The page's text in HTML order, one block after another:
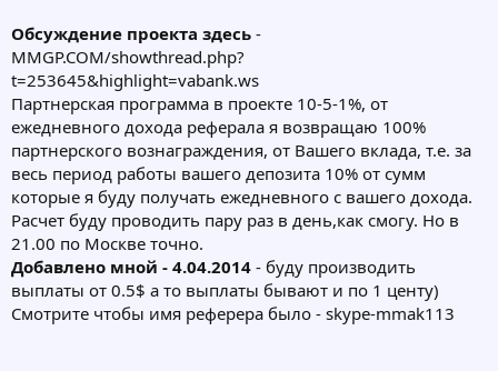
Обсуждение проекта здесь -
MMGP.COM/showthread.php?
t=253645&highlight=vabank.ws
Партнерская программа в проекте 10-5-1%, от
ежедневного дохода реферала я возвращаю 100%
партнерского вознаграждения, от Вашего вклада, т.е. за
весь период работы вашего депозита 10% от сумм
которые я буду получать ежедневного с вашего дохода.
Расчет буду проводить пару раз в день,как смогу. Но в
21.00 по Москве точно.
Добавлено мной - 4.04.2014 - буду производить
выплаты от 0.5$ а то выплаты бывают и по 1 центу)
Смотрите чтобы имя реферера было - skype-mmak113